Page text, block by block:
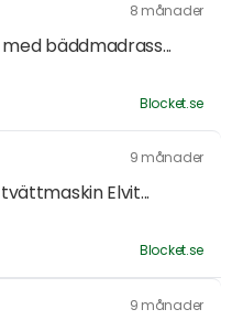
8 månader
bäddmadrass...
Blocket.se
9 månader
Elvit...
Blocket.se
9 månader